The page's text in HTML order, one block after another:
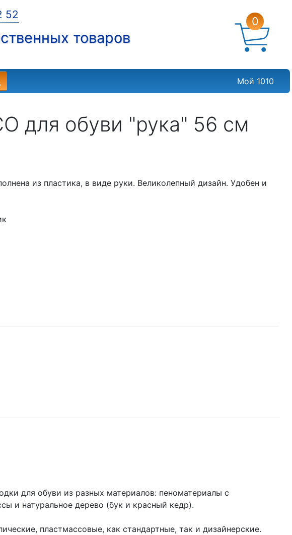
52
товаров
0
Мой 1010
для обуви "рука" 56 см
из пластика, в виде руки. Великолепный дизайн. Удобен и
для обуви из разных материалов: пеноматериалы с
и натуральное дерево (бук и красный кедр).
пластмассовые, как стандартные, так и дизайнерские.